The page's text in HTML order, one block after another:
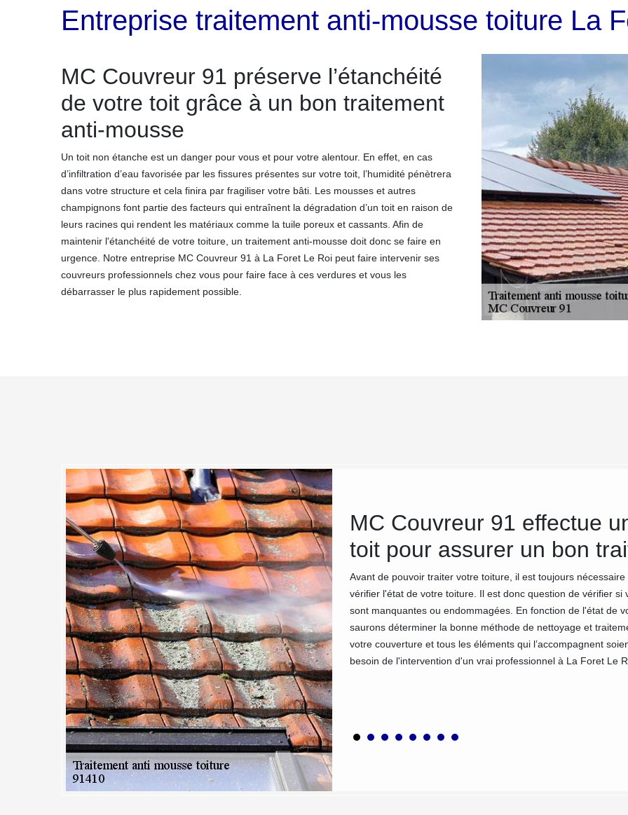
Entreprise traitement anti-mousse toiture La
MC Couvreur 91 préserve l’étanchéité
de votre toit grâce à un bon traitement
anti-mousse
Un toit non étanche est un danger pour vous et pour votre alentour. En effet, en cas
d’infiltration d’eau favorisée par les fissures présentes sur votre toit, l’humidité pénètrera
dans votre structure et cela finira par fragiliser votre bâti. Les mousses et autres
champignons font partie des facteurs qui entraînent la dégradation d’un toit en raison de
leurs racines qui rendent les matériaux comme la tuile poreux et cassants. Afin de
maintenir l'étanchéité de votre toiture, un traitement anti-mousse doit donc se faire en
urgence. Notre entreprise MC Couvreur 91 à La Foret Le Roi peut faire intervenir ses
couvreurs professionnels chez vous pour faire face à ces verdures et vous les
débarrasser le plus rapidement possible.
frais des artisans de MC
le traitement de votre toit dans
à La Foret Le Roi pour le nettoyage et de traitement anti-mousse de
spécialiste en entretien de toiture qui pourra répondre à vos besoins.
directement sur vos lieux afin de diagnostiquer votre toiture et de
nécessaires. Nous vous informons que tous déplacements de nos
Roi et dans tout le 91410 sont sans frais. Avec MC Couvreur 91, profitez
de qualité pour votre bonheur et la bonne tenue de votre toiture.
MC Couvreur 91 effectue
toit pour assurer un bon
Avant de pouvoir traiter votre toiture, il est toujours
vérifier l'état de votre toiture. Il est donc question de vérifier
sont manquantes ou endommagées. En fonction de l'état de
saurons déterminer la bonne méthode de nettoyage et
votre couverture et tous les éléments qui l’accompagnent
besoin de l'intervention d'un vrai professionnel à La Foret Le